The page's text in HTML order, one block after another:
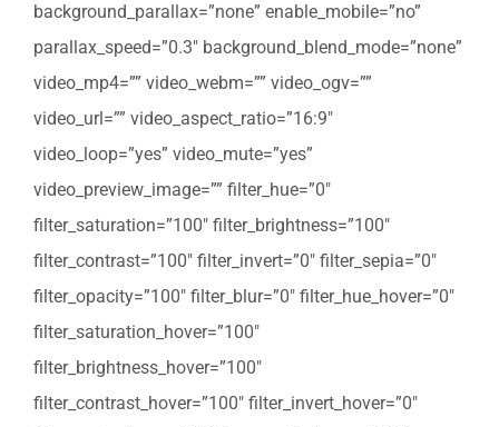
background_parallax=”none” enable_mobile=”no”
parallax_speed=”0.3″ background_blend_mode=”none”
video_mp4=”” video_webm=”” video_ogv=””
video_url=”” video_aspect_ratio=”16:9″
video_loop=”yes” video_mute=”yes”
video_preview_image=”” filter_hue=”0″
filter_saturation=”100″ filter_brightness=”100″
filter_contrast=”100″ filter_invert=”0″ filter_sepia=”0″
filter_opacity=”100″ filter_blur=”0″ filter_hue_hover=”0″
filter_saturation_hover=”100″
filter_brightness_hover=”100″
filter_contrast_hover=”100″ filter_invert_hover=”0″